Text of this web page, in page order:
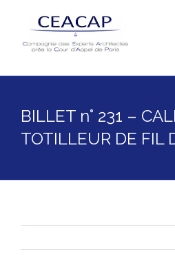
content
BILLET n° 231 –
TOTILLEUR DE FIL